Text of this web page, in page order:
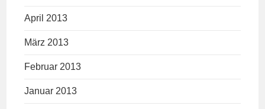
April 2013
März 2013
Februar 2013
Januar 2013